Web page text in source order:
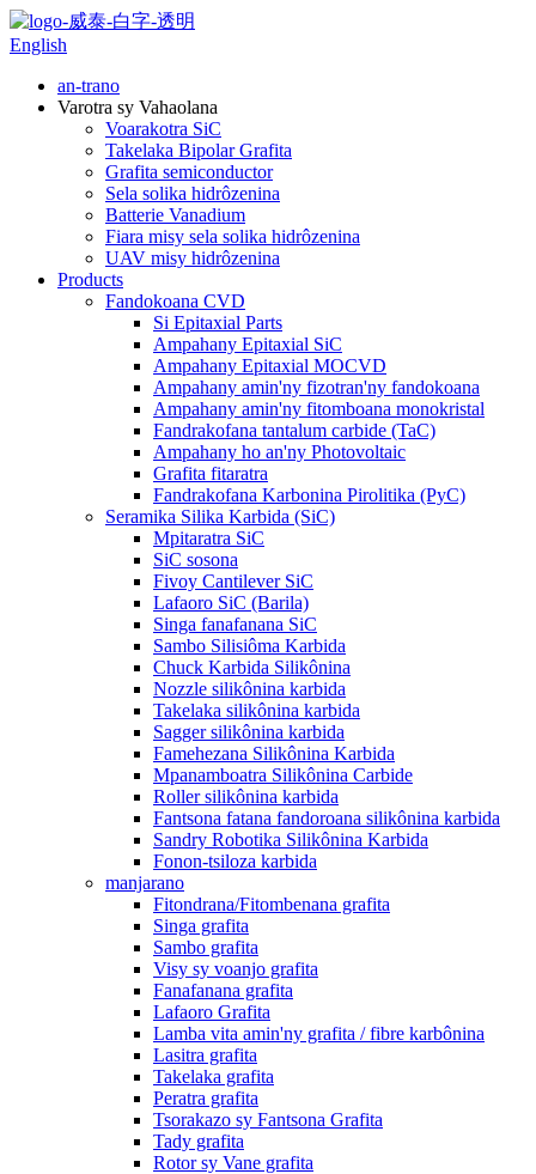
English
an-trano
Varotra sy Vahaolana
Voarakotra SiC
Takelaka Bipolar Grafita
Grafita semiconductor
Sela solika hidrôzenina
Batterie Vanadium
Fiara misy sela solika hidrôzenina
UAV misy hidrôzenina
Products
Fandokoana CVD
Si Epitaxial Parts
Ampahany Epitaxial SiC
Ampahany Epitaxial MOCVD
Ampahany amin'ny fizotran'ny fandokoana
Ampahany amin'ny fitomboana monokristal
Fandrakofana tantalum carbide (TaC)
Ampahany ho an'ny Photovoltaic
Grafita fitaratra
Fandrakofana Karbonina Pirolitika (PyC)
Seramika Silika Karbida (SiC)
Mpitaratra SiC
SiC sosona
Fivoy Cantilever SiC
Lafaoro SiC (Barila)
Singa fanafanana SiC
Sambo Silisiôma Karbida
Chuck Karbida Silikônina
Nozzle silikônina karbida
Takelaka silikônina karbida
Sagger silikônina karbida
Famehezana Silikônina Karbida
Mpanamboatra Silikônina Carbide
Roller silikônina karbida
Fantsona fatana fandoroana silikônina karbida
Sandry Robotika Silikônina Karbida
Fonon-tsiloza karbida
manjarano
Fitondrana/Fitombenana grafita
Singa grafita
Sambo grafita
Visy sy voanjo grafita
Fanafanana grafita
Lafaoro Grafita
Lamba vita amin'ny grafita / fibre karbônina
Lasitra grafita
Takelaka grafita
Peratra grafita
Tsorakazo sy Fantsona Grafita
Tady grafita
Rotor sy Vane grafita